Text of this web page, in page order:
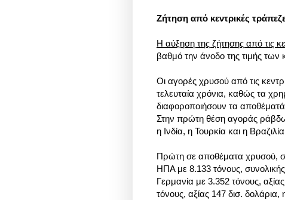
Ζήτηση από κεντρικές
Η αύξηση της ζήτησης από τις
βαθμό την άνοδο της τιμής των
Οι αγορές χρυσού από τις
τελευταία χρόνια, καθώς τα
διαφοροποιήσουν τα αποθέματά
Στην πρώτη θέση αγοράς
η Ινδία, η Τουρκία και η
Πρώτη σε αποθέματα χρυσού,
ΗΠΑ με 8.133 τόνους,
Γερμανία με 3.352 τόνους,
τόνους, αξίας 147 δισ.